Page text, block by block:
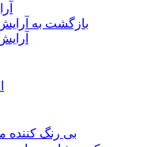
بازگشت به
بی رنگ کننده